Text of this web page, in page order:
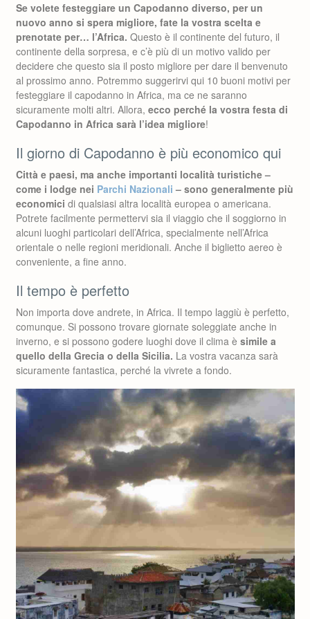
Se volete festeggiare un Capodanno diverso, per un
nuovo anno si spera migliore, fate la vostra scelta e
prenotate per… l’Africa. Questo è il continente del futuro, il
continente della sorpresa, e c’è più di un motivo valido per
decidere che questo sia il posto migliore per dare il benvenuto
al prossimo anno. Potremmo suggerirvi qui 10 buoni motivi per
festeggiare il capodanno in Africa, ma ce ne saranno
sicuramente molti altri. Allora, ecco perché la vostra festa di
Capodanno in Africa sarà l’idea migliore!
Il giorno di Capodanno è più economico qui
Città e paesi, ma anche importanti località turistiche –
come i lodge nei Parchi Nazionali – sono generalmente più
economici di qualsiasi altra località europea o americana.
Potrete facilmente permettervi sia il viaggio che il soggiorno in
alcuni luoghi particolari dell’Africa, specialmente nell’Africa
orientale o nelle regioni meridionali. Anche il biglietto aereo è
conveniente, a fine anno.
Il tempo è perfetto
Non importa dove andrete, in Africa. Il tempo laggiù è perfetto,
comunque. Si possono trovare giornate soleggiate anche in
inverno, e si possono godere luoghi dove il clima è simile a
quello della Grecia o della Sicilia. La vostra vacanza sarà
sicuramente fantastica, perché la vivrete a fondo.